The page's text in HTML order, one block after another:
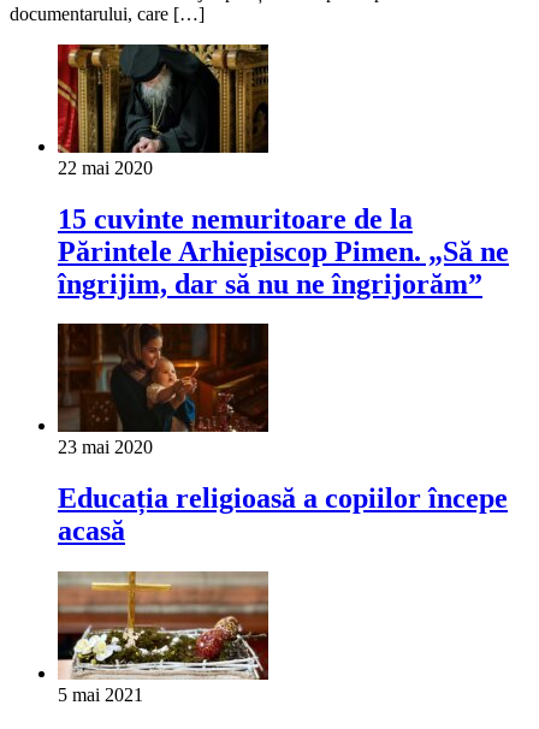
documentarului, care […]
22 mai 2020
15 cuvinte nemuritoare de la
Părintele Arhiepiscop Pimen. „Să ne
îngrijim, dar să nu ne îngrijorăm”
23 mai 2020
Educația religioasă a copiilor începe
acasă
5 mai 2021